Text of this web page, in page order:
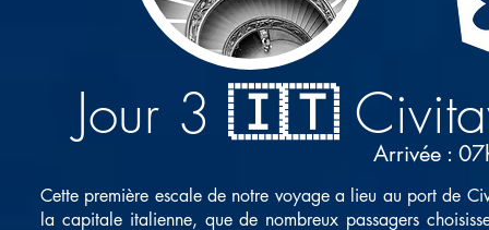
Jour 3 🇮🇹
Arrivée :
Cette première escale de notre voyage a lieu au port de
la capitale italienne, que de nombreux passagers